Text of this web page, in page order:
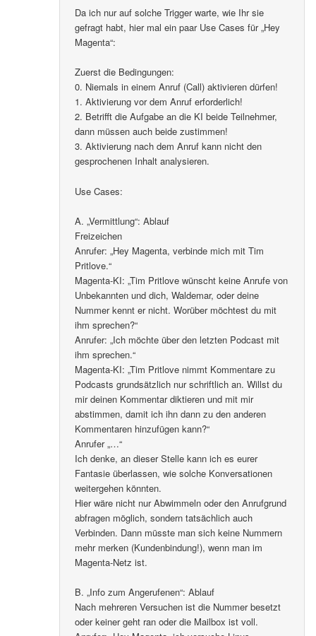
Da ich nur auf solche Trigger warte, wie Ihr sie
gefragt habt, hier mal ein paar Use Cases für „Hey
Magenta“:
Zuerst die Bedingungen:
0. Niemals in einem Anruf (Call) aktivieren dürfen!
1. Aktivierung vor dem Anruf erforderlich!
2. Betrifft die Aufgabe an die KI beide Teilnehmer,
dann müssen auch beide zustimmen!
3. Aktivierung nach dem Anruf kann nicht den
gesprochenen Inhalt analysieren.
Use Cases:
A. „Vermittlung“: Ablauf
Freizeichen
Anrufer: „Hey Magenta, verbinde mich mit Tim
Pritlove.“
Magenta-KI: „Tim Pritlove wünscht keine Anrufe von
Unbekannten und dich, Waldemar, oder deine
Nummer kennt er nicht. Worüber möchtest du mit
ihm sprechen?“
Anrufer: „Ich möchte über den letzten Podcast mit
ihm sprechen.“
Magenta-KI: „Tim Pritlove nimmt Kommentare zu
Podcasts grundsätzlich nur schriftlich an. Willst du
mir deinen Kommentar diktieren und mit mir
abstimmen, damit ich ihn dann zu den anderen
Kommentaren hinzufügen kann?“
Anrufer „…“
Ich denke, an dieser Stelle kann ich es eurer
Fantasie überlassen, wie solche Konversationen
weitergehen könnten.
Hier wäre nicht nur Abwimmeln oder den Anrufgrund
abfragen möglich, sondern tatsächlich auch
Verbinden. Dann müsste man sich keine Nummern
mehr merken (Kundenbindung!), wenn man im
Magenta-Netz ist.
B. „Info zum Angerufenen“: Ablauf
Nach mehreren Versuchen ist die Nummer besetzt
oder keiner geht ran oder die Mailbox ist voll.